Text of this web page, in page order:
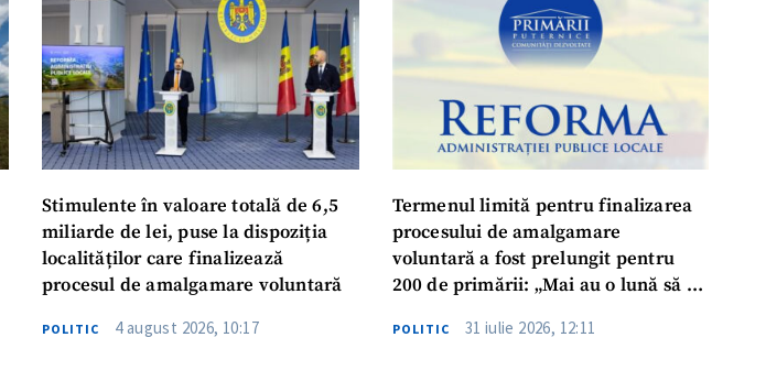
Stimulente în valoare totală de 6,5
miliarde de lei, puse la dispoziția
localităților care finalizează
procesul de amalgamare voluntară
POLITIC 4 august 2026, 10:17
Termenul limită pentru finalizarea
procesului de amalgamare
voluntară a fost prelungit pentru
200 de primării: „Mai au o lună să se
POLITIC 31 iulie 2026, 12:11
TRIMITE ȘTIREA